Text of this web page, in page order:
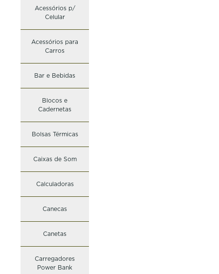
Acessórios p/
Celular
Acessórios para
Carros
Bar e Bebidas
Blocos e
Cadernetas
Bolsas Térmicas
Caixas de Som
Calculadoras
Canecas
Canetas
Carregadores
Power Bank